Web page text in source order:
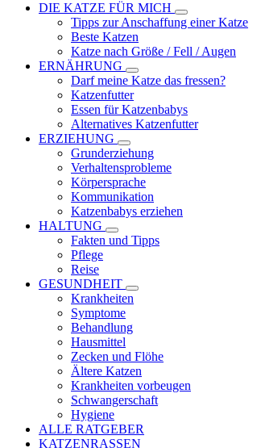
DIE KATZE FÜR MICH
Tipps zur Anschaffung einer Katze
Beste Katzen
Katze nach Größe / Fell / Augen
ERNÄHRUNG
Darf meine Katze das fressen?
Katzenfutter
Essen für Katzenbabys
Alternatives Katzenfutter
ERZIEHUNG
Grunderziehung
Verhaltensprobleme
Körpersprache
Kommunikation
Katzenbabys erziehen
HALTUNG
Fakten und Tipps
Pflege
Reise
GESUNDHEIT
Krankheiten
Symptome
Behandlung
Hausmittel
Zecken und Flöhe
Ältere Katzen
Krankheiten vorbeugen
Schwangerschaft
Hygiene
ALLE RATGEBER
KATZENRASSEN